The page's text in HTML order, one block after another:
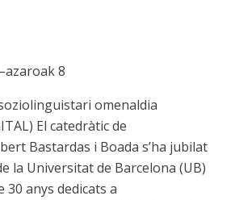
8
omenaldia
El catedràtic de
Bastardas i Boada s’ha jubilat
la Universitat de Barcelona (UB)
30 anys dedicats a